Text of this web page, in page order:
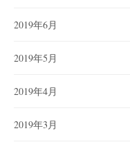
2019年6月
2019年5月
2019年4月
2019年3月